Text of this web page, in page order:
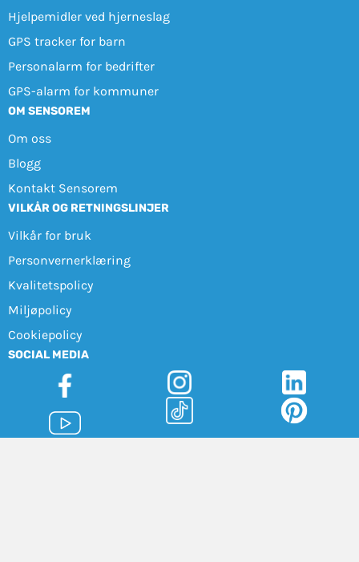
Hjelpemidler ved hjerneslag
GPS tracker for barn
Personalarm for bedrifter
GPS-alarm for kommuner
OM SENSOREM
Om oss
Blogg
Kontakt Sensorem
VILKÅR OG RETNINGSLINJER
Vilkår for bruk
Personvernerklæring
Kvalitetspolicy
Miljøpolicy
Cookiepolicy
SOCIAL MEDIA